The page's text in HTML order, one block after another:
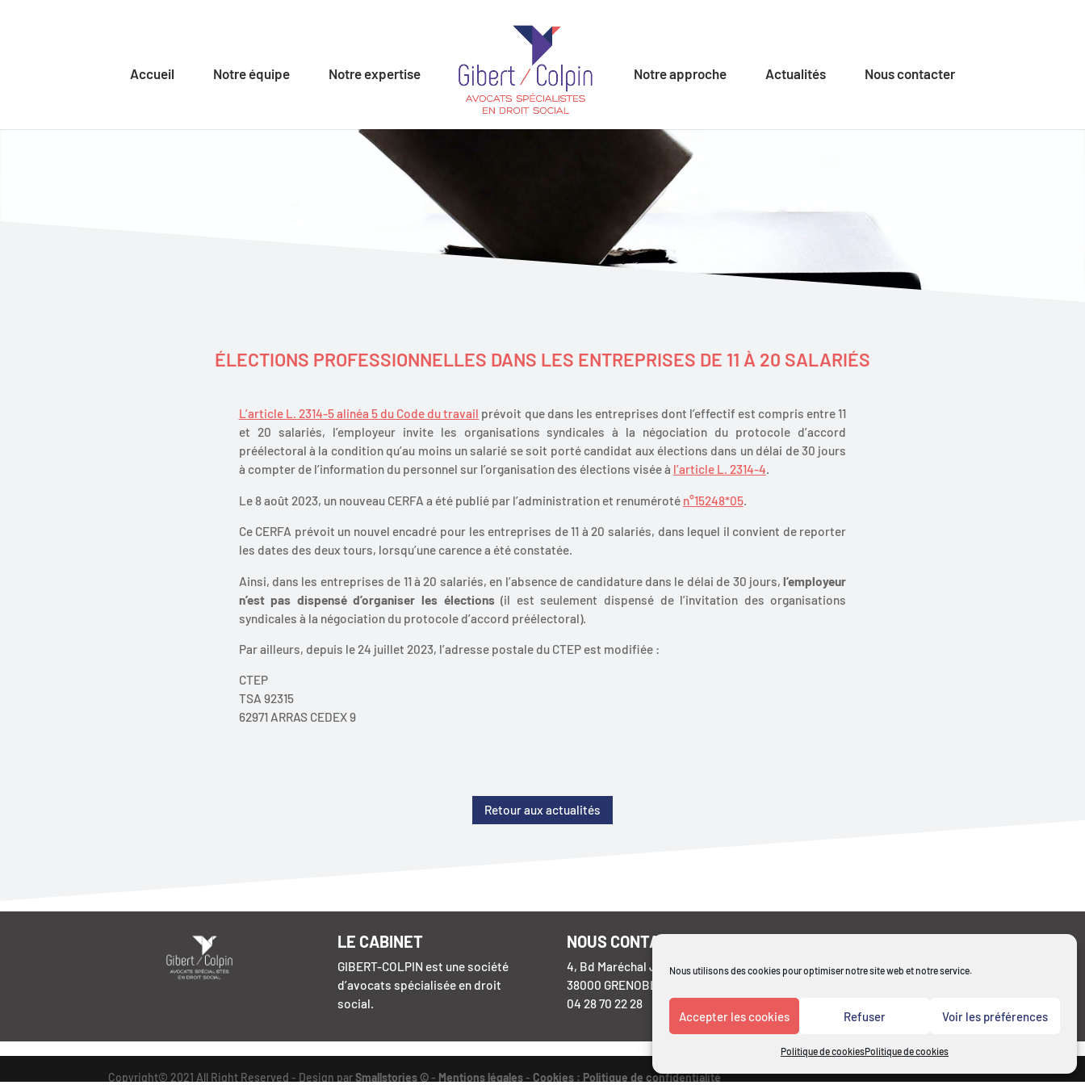
Nous utilisons des cookies pour optimiser notre site web et notre service.
Accepter les cookies Refuser Voir les préférences
Politique de cookiesPolitique de cookies
Accueil Notre équipe Notre expertise Notre approche Actualités Nous contacter
ÉLECTIONS PROFESSIONNELLES DANS LES ENTREPRISES DE 11 À 20 SALARIÉS
L’article L. 2314-5 alinéa 5 du Code du travail prévoit que dans les entreprises dont l’effectif est compris entre 11
et 20 salariés, l’employeur invite les organisations syndicales à la négociation du protocole d’accord
préélectoral à la condition qu’au moins un salarié se soit porté candidat aux élections dans un délai de 30 jours
à compter de l’information du personnel sur l’organisation des élections visée à l’article L. 2314-4.
Le 8 août 2023, un nouveau CERFA a été publié par l’administration et renuméroté n°15248*05.
Ce CERFA prévoit un nouvel encadré pour les entreprises de 11 à 20 salariés, dans lequel il convient de reporter
les dates des deux tours, lorsqu’une carence a été constatée.
Ainsi, dans les entreprises de 11 à 20 salariés, en l’absence de candidature dans le délai de 30 jours,l’employeur
n’est pas dispensé d’organiser les élections(il est seulement dispensé de l’invitation des organisations
syndicales à la négociation du protocole d’accord préélectoral).
Par ailleurs, depuis le 24 juillet 2023, l’adresse postale du CTEP est modifiée :
CTEP
TSA 92315
62971 ARRAS CEDEX 9
Retour aux actualités
LE CABINET
GIBERT-COLPIN est une société
d’avocats spécialisée en droit
social.
NOUS CONTACTER
4, Bd Maréchal Joffre
38000 GRENOBLE
04 28 70 22 28
Mentions légales
confidentialité
Copyright© 2021 All Right Reserved - Design parSmallstories ©- Mentions légales-Cookies : Politique de confidentialité